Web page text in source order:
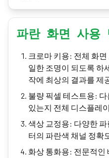
파란 화면 사용
크로마 키용: 전체 화
일한 조명이 되도록 하
작에 최상의 결과를 제
불량 픽셀 테스트용:
있는지 전체 디스플레
색상 교정용: 다양한
터의 파란색 채널 정확
화상 통화용: 전문적인